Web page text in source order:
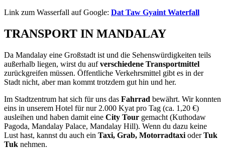
Link zum Wasserfall auf Google: Dat Taw Gyaint Waterfall
TRANSPORT IN MANDALAY
Da Mandalay eine Großstadt ist und die Sehenswürdigkeiten teils
außerhalb liegen, wirst du aufverschiedene Transportmittel
zurückgreifen müssen. Öffentliche Verkehrsmittel gibt es in der
Stadt nicht, aber man kommt trotzdem gut hin und her.
Im Stadtzentrum hat sich für uns das Fahrrad bewährt. Wir konnten
eins in unserem Hotel für nur 2.000 Kyat pro Tag (ca. 1,20 €)
ausleihen und haben damit eine City Tour gemacht (Kuthodaw
Pagoda, Mandalay Palace, Mandalay Hill). Wenn du dazu keine
Lust hast, kannst du auch ein Taxi, Grab, Motorradtaxi oderTuk
Tuk nehmen.